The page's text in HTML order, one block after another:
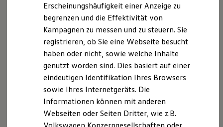
Marke und Erlebnis
Volkswagen R und R Experience
R-Modelle
R Experience
Driving Experience
Volkswagen entdecken
Werkbesichtigung
Lifestyle Shop
T-Roc Kollektion
Golf Kollektion
Volkswagen Kollektion
Dynamic Light Assist
Der optional erhältlicheDynamic Light Assistkann
verhindern, dass andere Verkehrsteilnehmer von Ihrem
Fernlicht geblendet werden. Das System kann
entgegenkommende und vorausfahrende Fahrzeuge
erkennen und diese aus dem eigenen Fernlichtbereich
ausblenden. Auch eine Blendung durch reflektierende
Erscheinungshäufigkeit einer Anzeige zu
begrenzen und die Effektivität von
Kampagnen zu messen und zu steuern. Sie
registrieren, ob Sie eine Webseite besucht
haben oder nicht, sowie welche Inhalte
genutzt worden sind. Dies basiert auf einer
eindeutigen Identifikation Ihres Browsers
sowie Ihres Internetgeräts. Die
Informationen können mit anderen
Webseiten oder Seiten Dritter, wie z.B.
Volkswagen Konzerngesellschaften oder